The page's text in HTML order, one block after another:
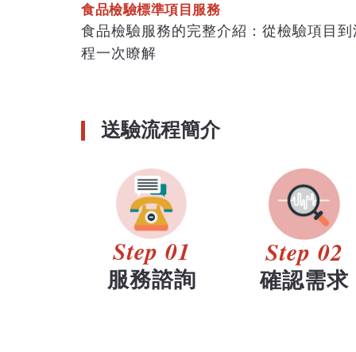
食品檢驗標準項目服務
食品檢驗服務的完整介紹：從檢驗項目到
程一次瞭解
送驗流程簡介
Step 01
服務諮詢
Step 02
確認需求